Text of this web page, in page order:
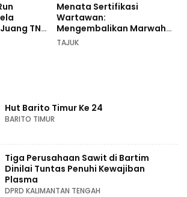
TNI
Menata Sertifikasi
Wartawan:
Mengembalikan Marwah
Pers dan Keadilan
TAJUK
Hut Barito Timur Ke 24
BARITO TIMUR
Tiga Perusahaan Sawit di Bartim
Dinilai Tuntas Penuhi Kewajiban
Plasma
DPRD KALIMANTAN TENGAH